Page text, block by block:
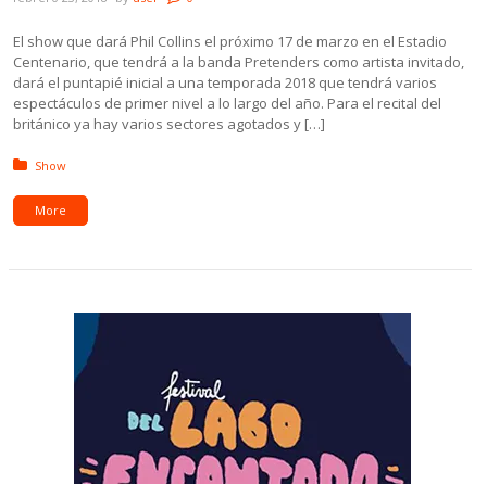
El show que dará Phil Collins el próximo 17 de marzo en el Estadio
Centenario, que tendrá a la banda Pretenders como artista invitado,
dará el puntapié inicial a una temporada 2018 que tendrá varios
espectáculos de primer nivel a lo largo del año. Para el recital del
británico ya hay varios sectores agotados y […]
Posted in:
Show
More